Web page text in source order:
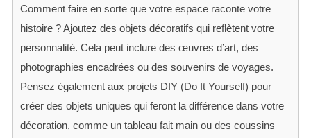
Comment faire en sorte que votre espace raconte votre
histoire ? Ajoutez des objets décoratifs qui reflètent votre
personnalité. Cela peut inclure des œuvres d’art, des
photographies encadrées ou des souvenirs de voyages.
Pensez également aux projets DIY (Do It Yourself) pour
créer des objets uniques qui feront la différence dans votre
décoration, comme un tableau fait main ou des coussins